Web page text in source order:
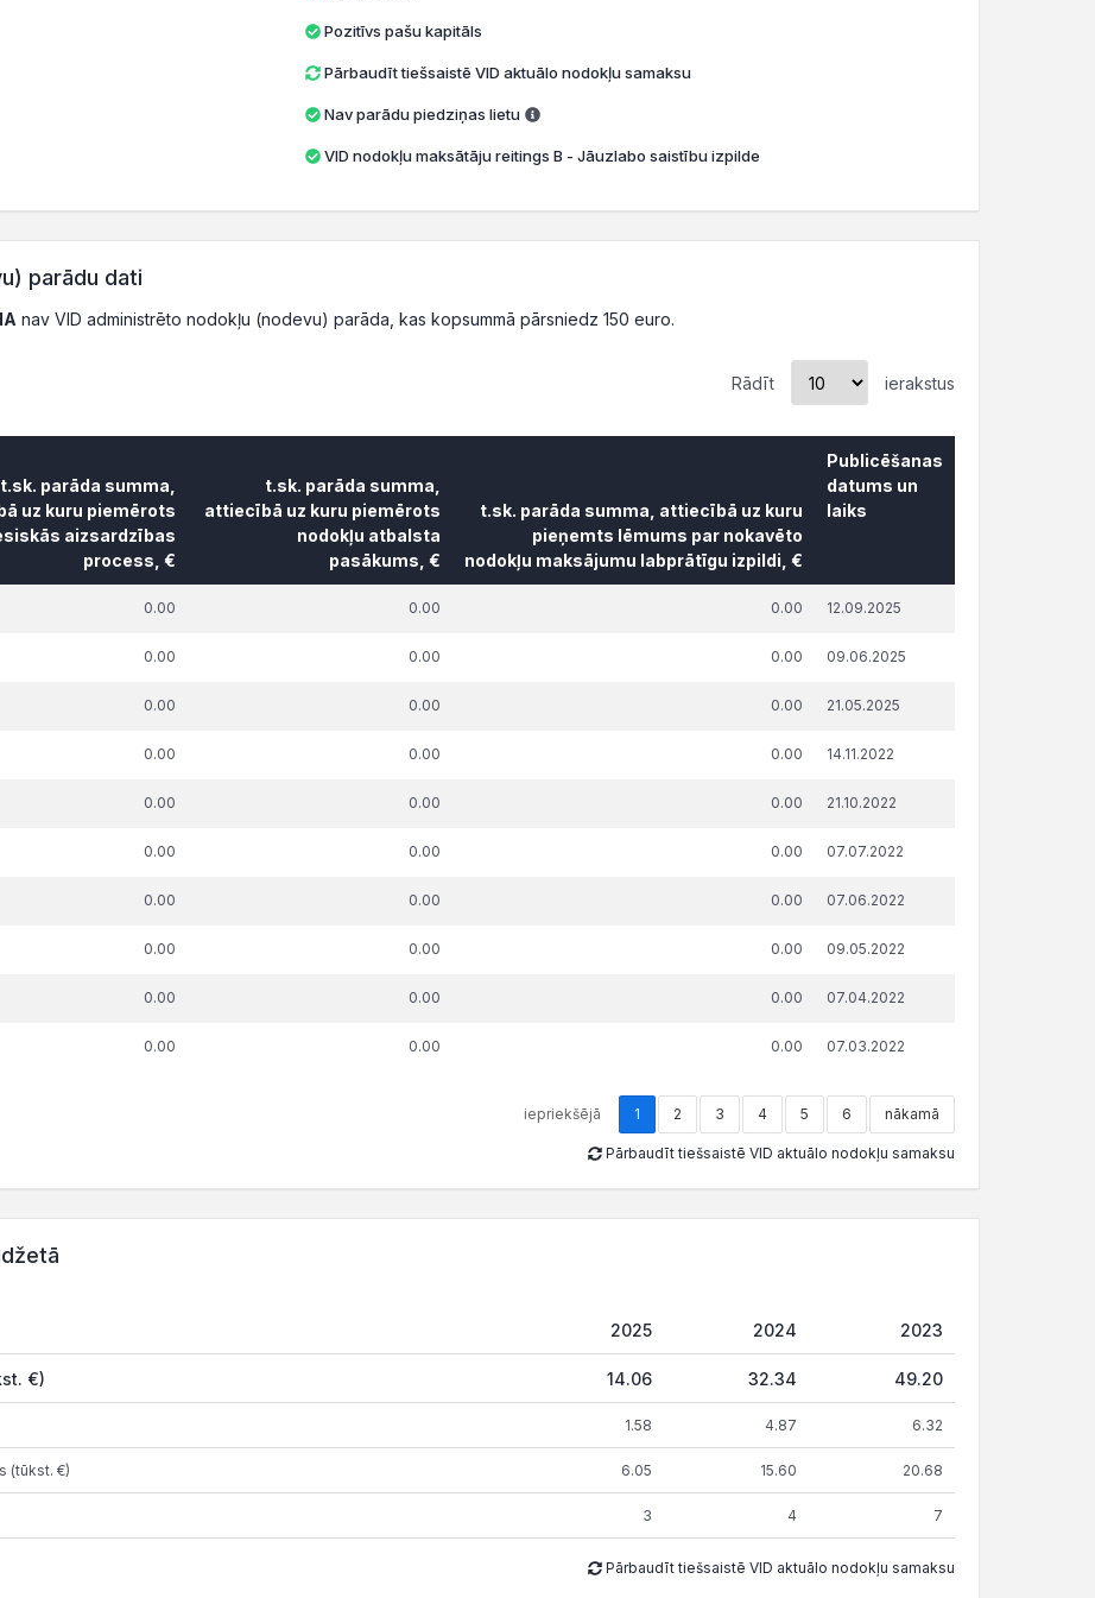
Pozitīvs pašu kapitāls
Pārbaudīt tiešsaistē VID aktuālo nodokļu samaksu
Nav parādu piedziņas lietu
VID nodokļu maksātāju reitings B - Jāuzlabo saistību izpilde
parādu dati
nav VID administrēto nodokļu (nodevu) parāda, kas kopsummā pārsniedz 150 euro.
Rādīt ierakstus
t.sk. parāda summa,
uz kuru piemērots
aizsardzības
process, €
t.sk. parāda summa,
attiecībā uz kuru piemērots
nodokļu atbalsta
pasākums, €
t.sk. parāda summa, attiecībā uz kuru
pieņemts lēmums par nokavēto
nodokļu maksājumu labprātīgu izpildi, €
Publicēšanas
datums un
laiks
aizsardzības
nodokļu atbalsta
nodokļu maksājumu labprātīgu izpildi, €
laiks
0.00 0.00 0.00 12.09.2025
0.00 0.00 0.00 09.06.2025
0.00 0.00 0.00 21.05.2025
0.00 0.00 0.00 14.11.2022
0.00 0.00 0.00 21.10.2022
0.00 0.00 0.00 07.07.2022
0.00 0.00 0.00 07.06.2022
0.00 0.00 0.00 09.05.2022
0.00 0.00 0.00 07.04.2022
0.00 0.00 0.00 07.03.2022
iepriekšējā 1 2 3 4 5 6 nākamā
Pārbaudīt tiešsaistē VID aktuālo nodokļu samaksu
2025 2024 2023
€) 14.06 32.34 49.20
1.58 4.87 6.32
(tūkst. €) 6.05 15.60 20.68
3 4 7
Pārbaudīt tiešsaistē VID aktuālo nodokļu samaksu